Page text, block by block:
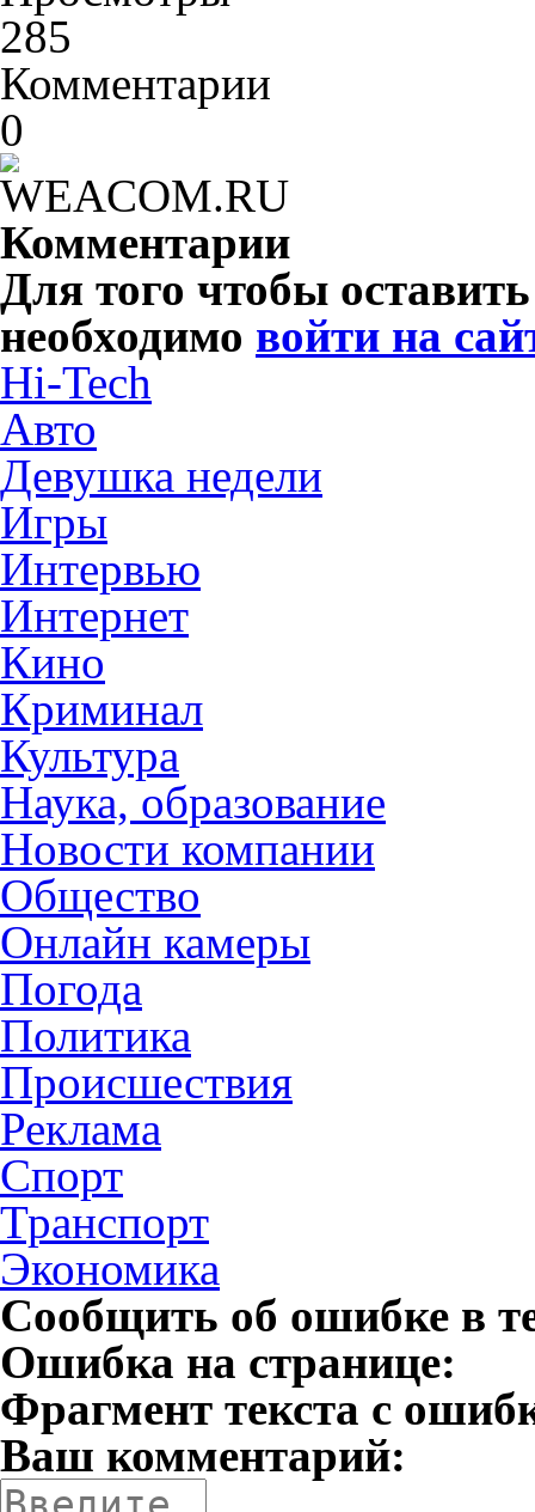
285
Комментарии
0
Комментарии
Для того чтобы
необходимо войти на
Hi-Tech
Авто
Девушка недели
Игры
Интервью
Интернет
Кино
Криминал
Культура
Наука, образование
Новости компании
Общество
Онлайн камеры
Погода
Политика
Происшествия
Реклама
Спорт
Транспорт
Экономика
Сообщить об ошибке в
Ошибка на странице:
Фрагмент текста с
Ваш комментарий: